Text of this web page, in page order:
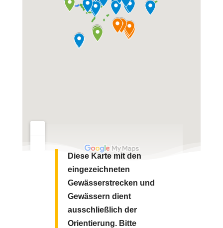
Diese Karte mit den
eingezeichneten
Gewässerstrecken und
Gewässern dient
ausschließlich der
Orientierung. Bitte